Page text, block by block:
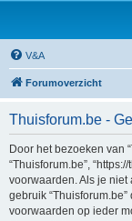
V&A
Forumoverzicht
Thuisforum.be -
Door het bezoeken van
“Thuisforum.be”,
voorwaarden. Als je
gebruik
voorwaarden op ieder